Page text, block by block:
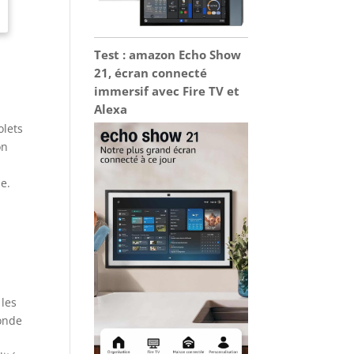
Test : amazon Echo Show
21, écran connecté
immersif avec Fire TV et
Alexa